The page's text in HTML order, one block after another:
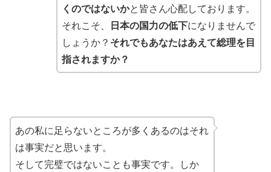
くのではないかと皆さん心配しております。
それこそ、
日本の国力の低下になりませんで
しょうか？ それでもあなたはあえて総理を目
指されますか？
あの私に足らないところが多くあるのはそれ
は事実だと思います。
そして完璧ではないことも事実です。しか